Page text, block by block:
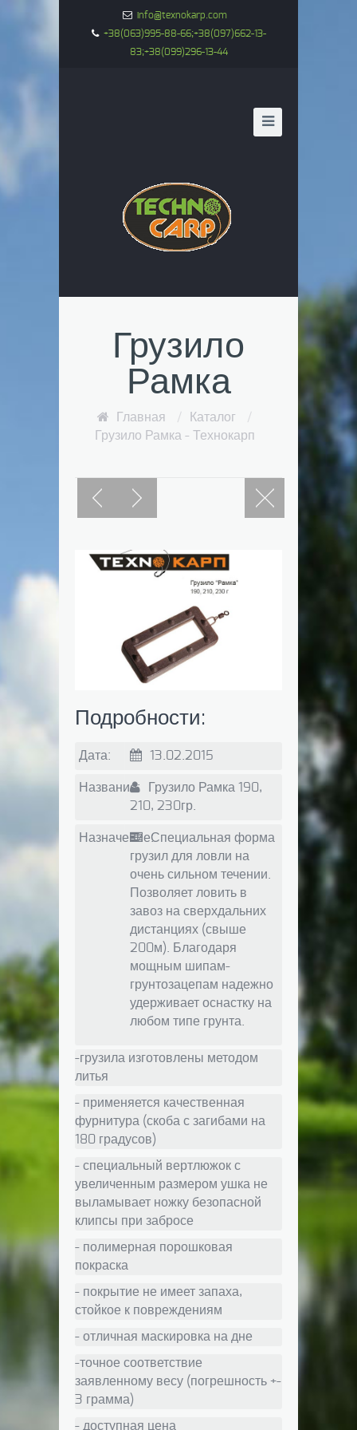
info@texnokarp.com
+38(063)995-88-66;+38(097)662-13-
83;+38(099)296-13-44
Грузило
Рамка
Главная / Каталог
/
Грузило Рамка - Технокарп
Подробности:
Дата: 13.02.2015
Название:
Грузило Рамка 190,
210, 230гр.
Назначение:Специальная форма
грузил для ловли на
очень сильном течении.
Позволяет ловить в
завоз на сверхдальних
дистанциях (свыше
200м). Благодаря
мощным шипам-
грунтозацепам надежно
удерживает оснастку на
любом типе грунта.
-грузила изготовлены методом
литья
- применяется качественная
фурнитура (скоба с загибами на
180 градусов)
- специальный вертлюжок с
увеличенным размером ушка не
выламывает ножку безопасной
клипсы при забросе
- полимерная порошковая
покраска
- покрытие не имеет запаха,
стойкое к повреждениям
- отличная маскировка на дне
-точное соответствие
заявленному весу (погрешность +-
3 грамма)
- доступная цена